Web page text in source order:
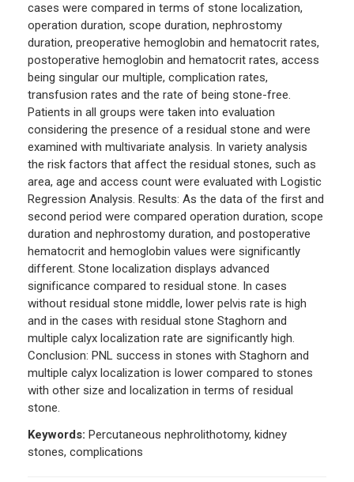
cases were compared in terms of stone localization,
operation duration, scope duration, nephrostomy
duration, preoperative hemoglobin and hematocrit rates,
postoperative hemoglobin and hematocrit rates, access
being singular our multiple, complication rates,
transfusion rates and the rate of being stone-free.
Patients in all groups were taken into evaluation
considering the presence of a residual stone and were
examined with multivariate analysis. In variety analysis
the risk factors that affect the residual stones, such as
area, age and access count were evaluated with Logistic
Regression Analysis. Results: As the data of the first and
second period were compared operation duration, scope
duration and nephrostomy duration, and postoperative
hematocrit and hemoglobin values were significantly
different. Stone localization displays advanced
significance compared to residual stone. In cases
without residual stone middle, lower pelvis rate is high
and in the cases with residual stone Staghorn and
multiple calyx localization rate are significantly high.
Conclusion: PNL success in stones with Staghorn and
multiple calyx localization is lower compared to stones
with other size and localization in terms of residual
stone.
Keywords: Percutaneous nephrolithotomy, kidney
stones, complications